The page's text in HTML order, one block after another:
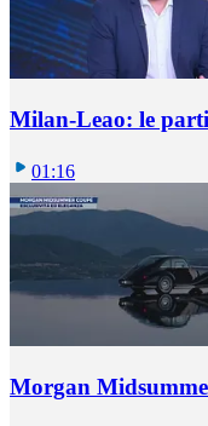
Milan-Leao: le
01:16
Morgan